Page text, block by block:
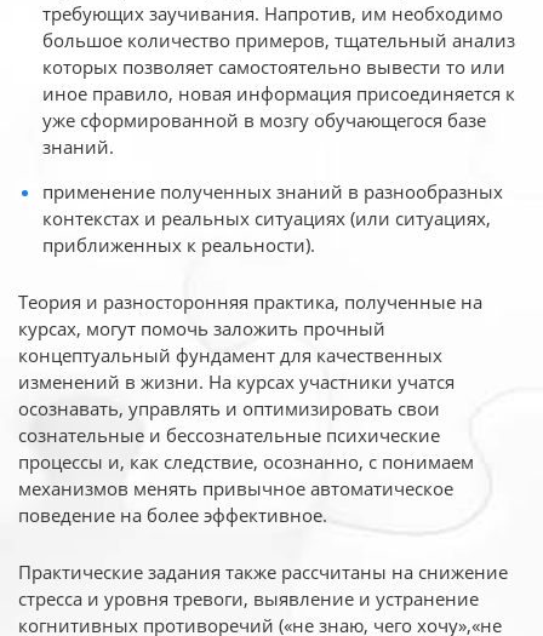
требующих заучивания. Напротив, им необходимо
большое количество примеров, тщательный анализ
которых позволяет самостоятельно вывести то или
иное правило, новая информация присоединяется к
уже сформированной в мозгу обучающегося базе
знаний.
применение полученных знаний в разнообразных
контекстах и реальных ситуациях (или ситуациях,
приближенных к реальности).
Теория и разносторонняя практика, полученные на
курсах, могут помочь заложить прочный
концептуальный фундамент для качественных
изменений в жизни. На курсах участники учатся
осознавать, управлять и оптимизировать свои
сознательные и бессознательные психические
процессы и, как следствие, осознанно, с понимаем
механизмов менять привычное автоматическое
поведение на более эффективное.
Практические задания также рассчитаны на снижение
стресса и уровня тревоги, выявление и устранение
когнитивных противоречий («не знаю, чего хочу»,«не